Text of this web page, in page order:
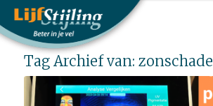
Tag Archief van: zonschade